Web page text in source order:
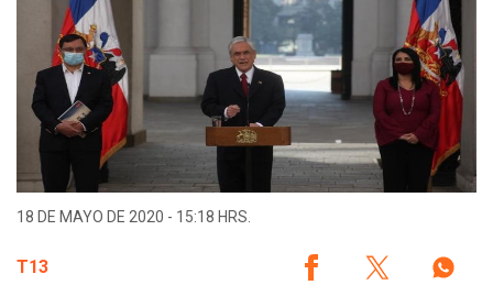
18 DE MAYO DE 2020 - 15:18 HRS.
T13